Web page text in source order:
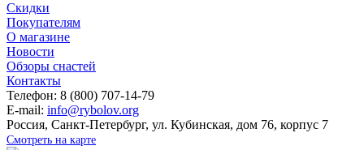
Скидки
Покупателям
О магазине
Новости
Обзоры снастей
Контакты
Телефон: 8 (800) 707-14-79
E-mail: info@rybolov.org
Россия, Санкт-Петербург, ул. Кубинская, дом 76, корпус 7
Смотреть на карте